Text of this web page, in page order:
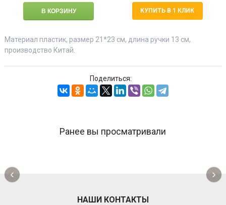
КУПИТЬ В 1 КЛИК
Материал пластик, размер 21*23 см, длина ручки 13 см,
производство Китай.
Поделиться:
Ранее вы просматривали
‹ ›
НАШИ КОНТАКТЫ